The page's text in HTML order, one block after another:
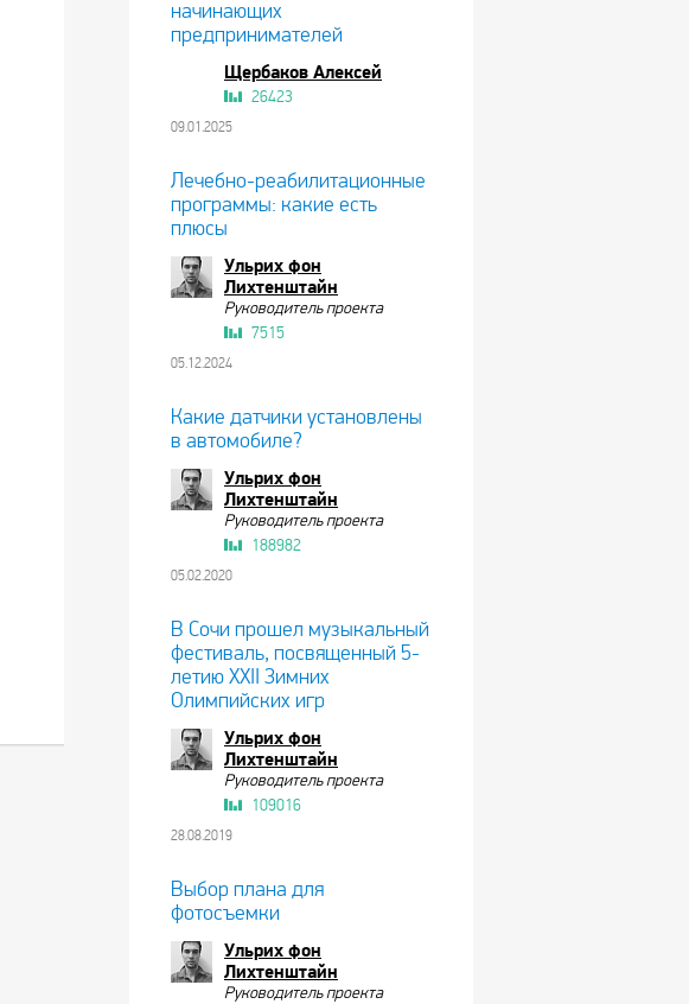
начинающих
предпринимателей
Щербаков Алексей
26423
09.01.2025
Лечебно-реабилитационные
программы: какие есть
плюсы
Ульрих фон
Лихтенштайн
Руководитель проекта
7515
05.12.2024
Какие датчики установлены
в автомобиле?
Ульрих фон
Лихтенштайн
Руководитель проекта
188982
05.02.2020
В Сочи прошел музыкальный
фестиваль, посвященный 5-
летию XXII Зимних
Олимпийских игр
Ульрих фон
Лихтенштайн
Руководитель проекта
109016
28.08.2019
Выбор плана для
фотосъемки
Ульрих фон
Лихтенштайн
Руководитель проекта